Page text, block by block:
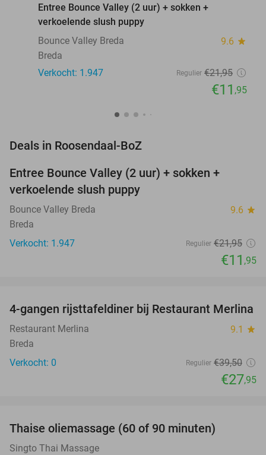
Entree Bounce Valley (2 uur) + sokken +
verkoelende slush puppy
Bounce Valley Breda
9.6 star
Breda
Verkocht: 1.947
Regulier €21,95
€11 ,95
Deals in Roosendaal-BoZ
Entree Bounce Valley (2 uur) + sokken +
verkoelende slush puppy
Bounce Valley Breda 9.6 star
Breda
Verkocht: 1.947
Regulier €21,95
€11 ,95
29%
NEW
TODAY
4-gangen rijsttafeldiner bij Restaurant Merlina
Restaurant Merlina 9.1 star
Breda
Verkocht: 0
Regulier €39,50
€27,95
Thaise oliemassage (60 of 90 minuten)
Singto Thai Massage